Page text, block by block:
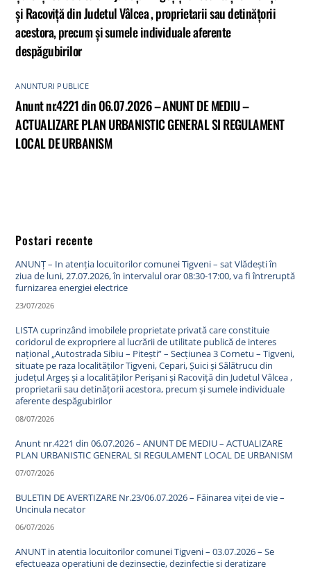
și Racoviță din Judetul Vâlcea , proprietarii sau detinățorii
acestora, precum și sumele individuale aferente
despăgubirilor
ANUNTURI PUBLICE
Anunt nr.4221 din 06.07.2026 – ANUNT DE MEDIU –
ACTUALIZARE PLAN URBANISTIC GENERAL SI REGULAMENT
LOCAL DE URBANISM
Postari recente
ANUNȚ – In atenția locuitorilor comunei Tigveni – sat Vlădești în
ziua de luni, 27.07.2026, în intervalul orar 08:30-17:00, va fi întreruptă
furnizarea energiei electrice
23/07/2026
LISTA cuprinzând imobilele proprietate privată care constituie
coridorul de expropriere al lucrării de utilitate publică de interes
național „Autostrada Sibiu – Pitești” – Secțiunea 3 Cornetu – Tigveni,
situate pe raza localităților Tigveni, Cepari, Șuici și Sălătrucu din
județul Argeș și a localităților Perișani și Racoviță din Judetul Vâlcea ,
proprietarii sau detinățorii acestora, precum și sumele individuale
aferente despăgubirilor
08/07/2026
Anunt nr.4221 din 06.07.2026 – ANUNT DE MEDIU – ACTUALIZARE
PLAN URBANISTIC GENERAL SI REGULAMENT LOCAL DE URBANISM
07/07/2026
BULETIN DE AVERTIZARE Nr.23/06.07.2026 – Făinarea viței de vie –
Uncinula necator
06/07/2026
ANUNT in atentia locuitorilor comunei Tigveni – 03.07.2026 – Se
efectueaza operatiuni de dezinsectie, dezinfectie si deratizare